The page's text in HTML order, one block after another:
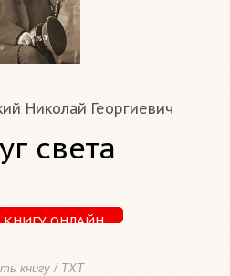
Николай Георгиевич
света
КНИГУ ОНЛАЙН
книгу / TXT